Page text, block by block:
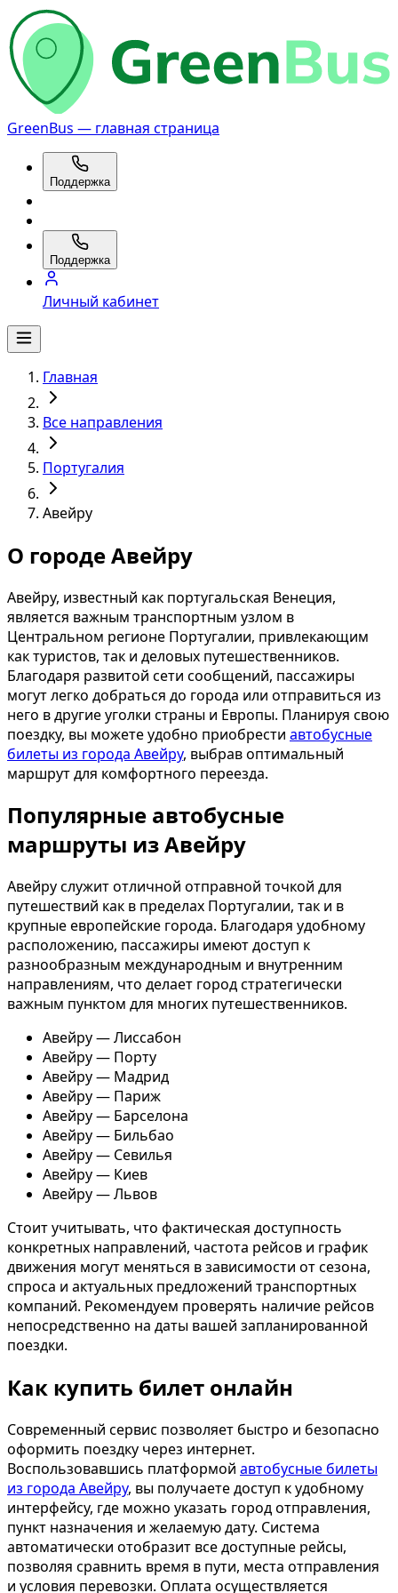
GreenBus — главная страница
Поддержка
Поддержка
Личный кабинет
Главная
Все направления
Португалия
Авейру
О городе Авейру
Авейру, известный как португальская Венеция,
является важным транспортным узлом в
Центральном регионе Португалии, привлекающим
как туристов, так и деловых путешественников.
Благодаря развитой сети сообщений, пассажиры
могут легко добраться до города или отправиться из
него в другие уголки страны и Европы. Планируя свою
поездку, вы можете удобно приобрести автобусные
билеты из города Авейру, выбрав оптимальный
маршрут для комфортного переезда.
Популярные автобусные
маршруты из Авейру
Авейру служит отличной отправной точкой для
путешествий как в пределах Португалии, так и в
крупные европейские города. Благодаря удобному
расположению, пассажиры имеют доступ к
разнообразным международным и внутренним
направлениям, что делает город стратегически
важным пунктом для многих путешественников.
Авейру — Лиссабон
Авейру — Порту
Авейру — Мадрид
Авейру — Париж
Авейру — Барселона
Авейру — Бильбао
Авейру — Севилья
Авейру — Киев
Авейру — Львов
Стоит учитывать, что фактическая доступность
конкретных направлений, частота рейсов и график
движения могут меняться в зависимости от сезона,
спроса и актуальных предложений транспортных
компаний. Рекомендуем проверять наличие рейсов
непосредственно на даты вашей запланированной
поездки.
Как купить билет онлайн
Современный сервис позволяет быстро и безопасно
оформить поездку через интернет.
Воспользовавшись платформой автобусные билеты
из города Авейру, вы получаете доступ к удобному
интерфейсу, где можно указать город отправления,
пункт назначения и желаемую дату. Система
автоматически отобразит все доступные рейсы,
позволяя сравнить время в пути, места отправления
и условия перевозки. Оплата осуществляется